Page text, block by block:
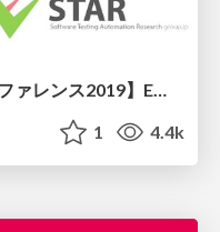
【 システムテスト自動化カンファレンス2019】EM×QA視点で進めるテスト自動化への取り組み
1 4.4k